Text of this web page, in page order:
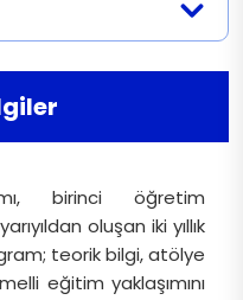
birinci öğretim
oluşan iki yıllık
teorik bilgi, atölye
eğitim yaklaşımını